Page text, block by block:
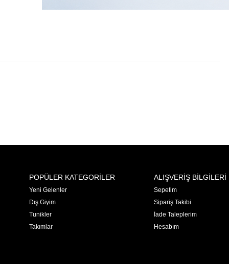
POPÜLER KATEGORİLER
Yeni Gelenler
Dış Giyim
Tunikler
Takımlar
ALIŞVERİŞ BİLGİLERİ
Sepetim
Sipariş Takibi
İade Taleplerim
Hesabım